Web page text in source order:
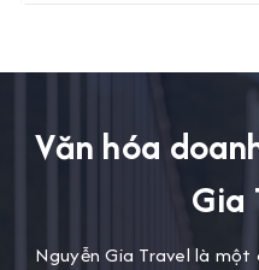
Văn hóa
Gia
Nguyễn Gia Travel là